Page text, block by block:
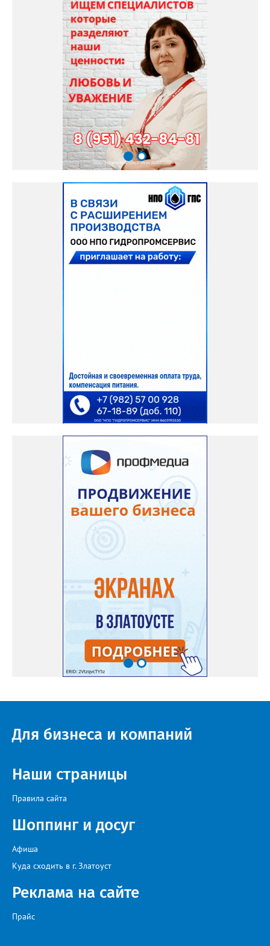
Для бизнеса и компаний
Наши страницы
Правила сайта
Шоппинг и досуг
Афиша
Куда сходить в г. Златоуст
Реклама на сайте
Прайс